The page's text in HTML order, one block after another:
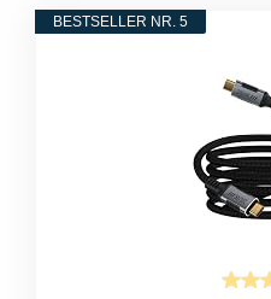
BESTSELLER NR. 5